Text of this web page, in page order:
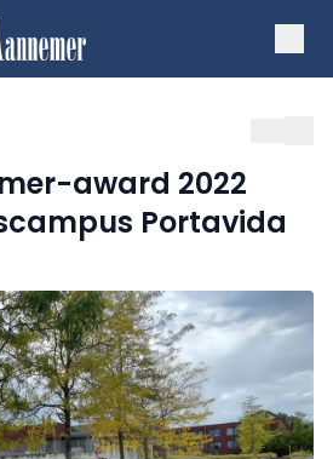
award 2022
Portavida